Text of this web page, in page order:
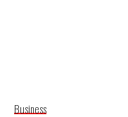
Business